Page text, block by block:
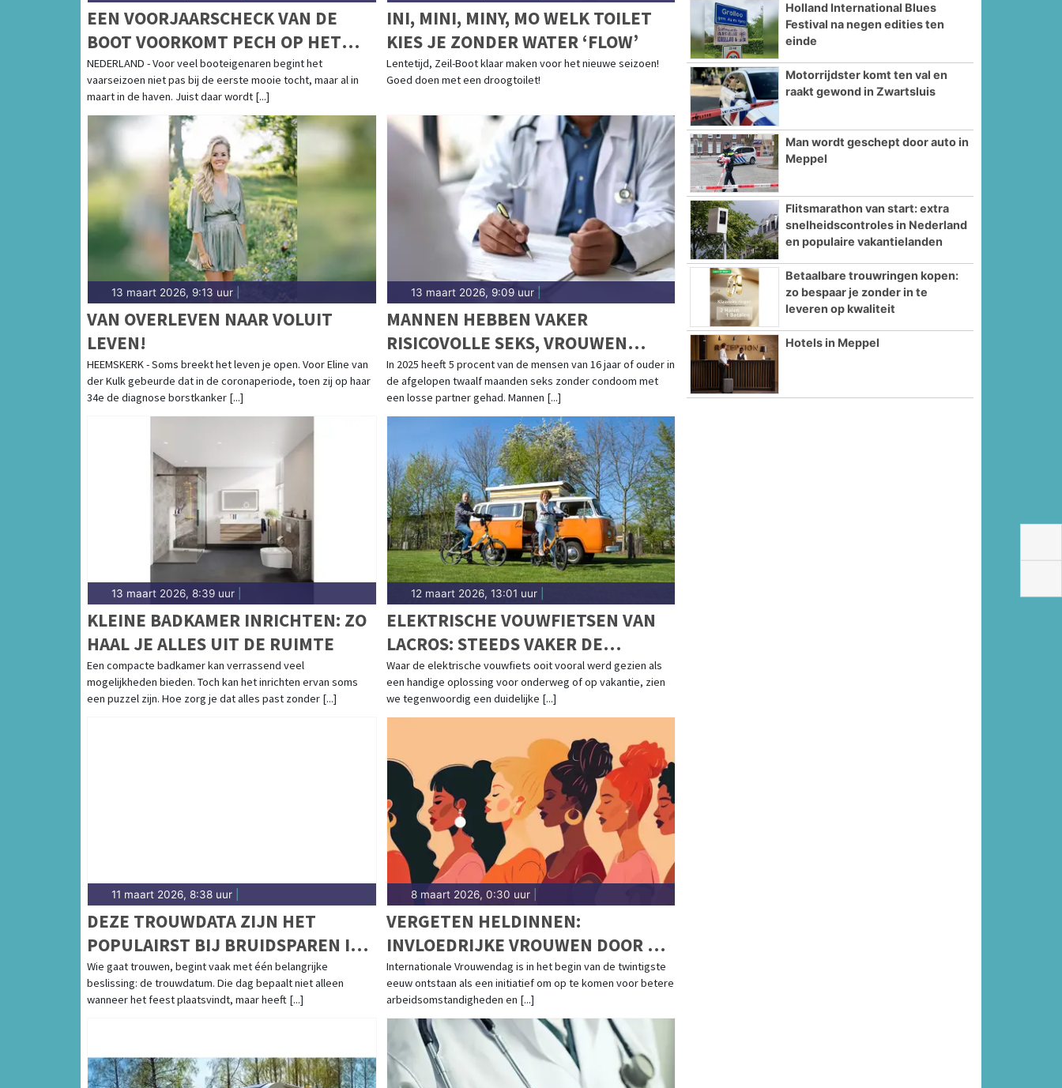
EEN VOORJAARSCHECK VAN DE
BOOT VOORKOMT PECH OP HET
WATER
NEDERLAND - Voor veel booteigenaren begint het
vaarseizoen niet pas bij de eerste mooie tocht, maar al in
maart in de haven. Juist daar wordt [...]
INI, MINI, MINY, MO WELK TOILET
KIES JE ZONDER WATER ‘FLOW’
Lentetijd, Zeil-Boot klaar maken voor het nieuwe seizoen!
Goed doen met een droogtoilet!
13 maart 2026, 9:13 uur
VAN OVERLEVEN NAAR VOLUIT
LEVEN!
HEEMSKERK - Soms breekt het leven je open. Voor Eline van
der Kulk gebeurde dat in de coronaperiode, toen zij op haar
34e de diagnose borstkanker [...]
13 maart 2026, 9:09 uur|
MANNEN HEBBEN VAKER
RISICOVOLLE SEKS, VROUWEN
DOEN VAKER SOA-TEST
In 2025 heeft 5 procent van de mensen van 16 jaar of ouder in
de afgelopen twaalf maanden seks zonder condoom met
een losse partner gehad. Mannen [...]
13 maart 2026, 8:39 uur
KLEINE BADKAMER INRICHTEN: ZO
HAAL JE ALLES UIT DE RUIMTE
Een compacte badkamer kan verrassend veel
mogelijkheden bieden. Toch kan het inrichten ervan soms
een puzzel zijn. Hoe zorg je dat alles past zonder [...]
12 maart 2026, 13:01 uur|
ELEKTRISCHE VOUWFIETSEN VAN
LACROS: STEEDS VAKER DE
DAGELIJKSE FIETS
Waar de elektrische vouwfiets ooit vooral werd gezien als
een handige oplossing voor onderweg of op vakantie, zien
we tegenwoordig een duidelijke [...]
11 maart 2026, 8:38 uur
DEZE TROUWDATA ZIJN HET
POPULAIRST BIJ BRUIDSPAREN IN
2026, 2027 EN 2028
Wie gaat trouwen, begint vaak met één belangrijke
beslissing: de trouwdatum. Die dag bepaalt niet alleen
wanneer het feest plaatsvindt, maar heeft [...]
8 maart 2026, 0:30 uur|
VERGETEN HELDINNEN:
INVLOEDRIJKE VROUWEN DOOR DE
EEUWEN HEEN
Internationale Vrouwendag is in het begin van de twintigste
eeuw ontstaan als een initiatief om op te komen voor betere
arbeidsomstandigheden en [...]
Holland International Blues
Festival na negen edities ten
einde
Motorrijdster komt ten val en
raakt gewond in Zwartsluis
Man wordt geschept door auto in
Meppel
Flitsmarathon van start: extra
snelheidscontroles in Nederland
en populaire vakantielanden
Betaalbare trouwringen kopen:
zo bespaar je zonder in te
leveren op kwaliteit
Hotels in Meppel